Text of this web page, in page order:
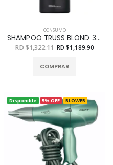
CONSUMO
SHAMPOO TRUSS BLOND 300ML
RD $1,322.11 RD $1,189.90
COMPRAR
Disponible 5% OFF BLOWER